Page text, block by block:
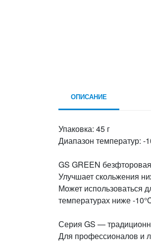
ОПИСАНИЕ
Упаковка: 45 г
Диапазон температур: -
GS GREEN
Улучшает скольжения
Может использоваться
температурах ниже -
Серия GS —
Для профессионалов и